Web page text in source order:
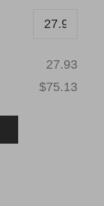
27.93
$75.13